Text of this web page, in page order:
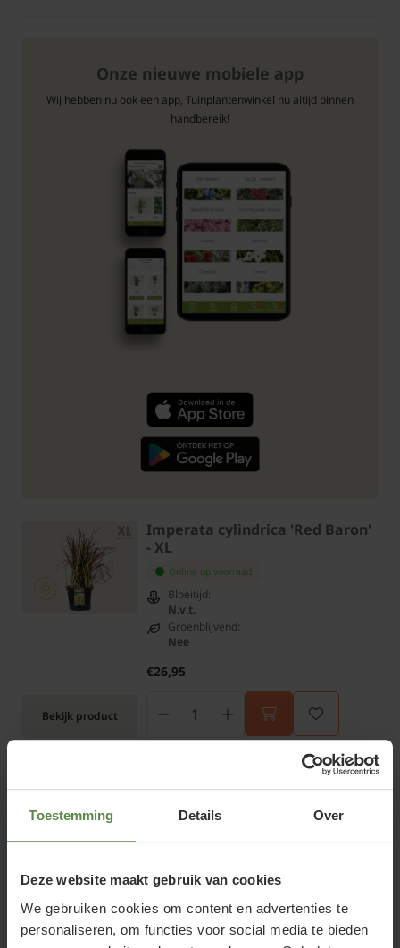
Toestemming Details Over
Deze website maakt gebruik van cookies
We gebruiken cookies om content en advertenties te
personaliseren, om functies voor social media te bieden
Onze nieuwe mobiele app
Wij hebben nu ook een app, Tuinplantenwinkel nu altijd binnen
handbereik!
Bekijk product
Imperata cylindrica 'Red Baron'
- XL
Online op voorraad
Bloeitijd:
N.v.t.
Groenblijvend:
Nee
€26,95
Calamagrostis acutiflora 'Karl
Foerster' - XL
Groenblijvend:
Half groenblijvend
€23,95